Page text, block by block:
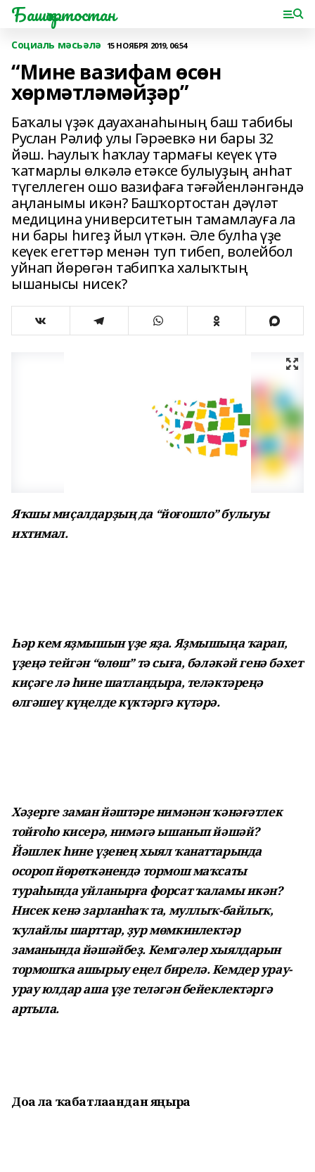
Башҡортостан
Социаль мәсьәлә 15 НОЯБРЯ 2019, 06:54
“Мине вазифам өсөн
хөрмәтләмәйҙәр”
Баҡалы үҙәк дауаханаһының баш табибы
Руслан Рәлиф улы Гәрәевкә ни бары 32
йәш. Һаулыҡ һаҡлау тармағы кеүек үтә
ҡатмарлы өлкәлә етәксе булыуҙың анһат
түгеллеген ошо вазифаға тәғәйенләнгәндә
аңланымы икән? Башҡортостан дәүләт
медицина университетын тамамлауға ла
ни бары һигеҙ йыл үткән. Әле булһа үҙе
кеүек егеттәр менән туп тибеп, волейбол
уйнап йөрөгән табипҡа халыҡтың
ышанысы нисек?
Яҡшы миҫалдарҙың да “йоғошло” булыуы
ихтимал.
Һәр кем яҙмышын үҙе яҙа. Яҙмышыңа ҡарап,
үҙеңә тейгән “өлөш” тә сыға, бәләкәй генә бәхет
киҫәге лә һине шатландыра, теләктәреңә
өлгәшеү күңелде күктәргә күтәрә.
Хәҙерге заман йәштәре нимәнән ҡәнәғәтлек
тойғоһо кисерә, нимәгә ышанып йәшәй?
Йәшлек һине үҙенең хыял ҡанаттарында
осороп йөрөткәнендә тормош маҡсаты
тураһында уйланырға форсат ҡаламы икән?
Нисек кенә зарланһаҡ та, муллыҡ-байлыҡ,
ҡулайлы шарттар, ҙур мөмкинлектәр
заманында йәшәйбеҙ. Кемгәлер хыялдарын
тормошҡа ашырыу еңел бирелә. Кемдер урау-
урау юлдар аша үҙе теләгән бейеклектәргә
артыла.
Доға ла ҡабатлағандан яңыра